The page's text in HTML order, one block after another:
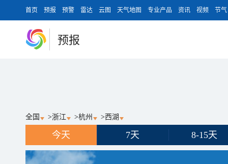
首页 预报 预警 雷达 云图 天气地图 专业产品 资讯 视频 节气
预报
全国 >浙江 >杭州 >西湖
今天 7天 8-15天